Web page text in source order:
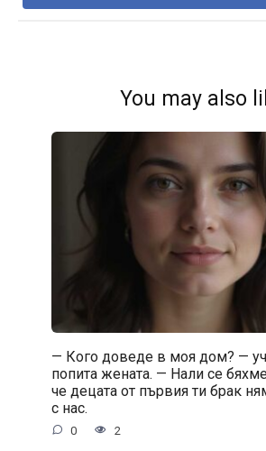
You may also
— Кого доведе в моя дом? —
попита жената. — Нали се
че децата от първия ти брак
с нас.
0 2